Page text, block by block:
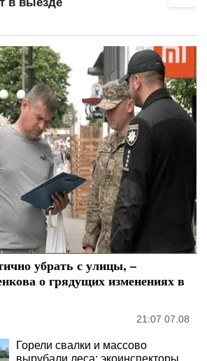
убрать с улицы, –
о грядущих изменениях в
21:07 07.08
Горели свалки и массово
вырубали леса: экоинспекторы